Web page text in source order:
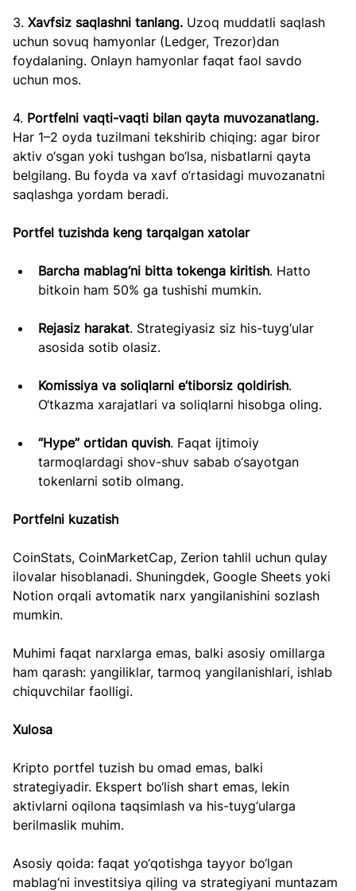
3. Xavfsiz saqlashni tanlang. Uzoq muddatli saqlash
uchun sovuq hamyonlar (Ledger, Trezor)dan
foydalaning. Onlayn hamyonlar faqat faol savdo
uchun mos.
4. Portfelni vaqti-vaqti bilan qayta muvozanatlang.
Har 1–2 oyda tuzilmani tekshirib chiqing: agar biror
aktiv o‘sgan yoki tushgan bo‘lsa, nisbatlarni qayta
belgilang. Bu foyda va xavf o‘rtasidagi muvozanatni
saqlashga yordam beradi.
Portfel tuzishda keng tarqalgan xatolar
Barcha mablag‘ni bitta tokenga kiritish. Hatto
bitkoin ham 50% ga tushishi mumkin.
Rejasiz harakat. Strategiyasiz siz his-tuyg‘ular
asosida sotib olasiz.
Komissiya va soliqlarni e’tiborsiz qoldirish.
O‘tkazma xarajatlari va soliqlarni hisobga oling.
“Hype” ortidan quvish. Faqat ijtimoiy
tarmoqlardagi shov-shuv sabab o‘sayotgan
tokenlarni sotib olmang.
Portfelni kuzatish
CoinStats, CoinMarketCap, Zerion tahlil uchun qulay
ilovalar hisoblanadi. Shuningdek, Google Sheets yoki
Notion orqali avtomatik narx yangilanishini sozlash
mumkin.
Muhimi faqat narxlarga emas, balki asosiy omillarga
ham qarash: yangiliklar, tarmoq yangilanishlari, ishlab
chiquvchilar faolligi.
Xulosa
Kripto portfel tuzish bu omad emas, balki
strategiyadir. Ekspert bo‘lish shart emas, lekin
aktivlarni oqilona taqsimlash va his-tuyg‘ularga
berilmaslik muhim.
Asosiy qoida: faqat yo‘qotishga tayyor bo‘lgan
mablag‘ni investitsiya qiling va strategiyani muntazam